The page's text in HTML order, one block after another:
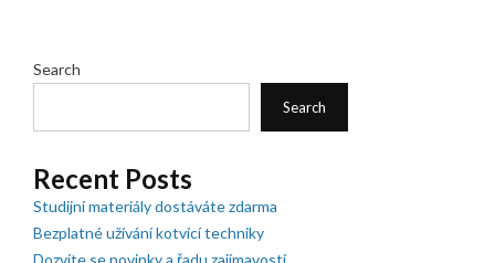
Search
Search
Recent Posts
Studijní materiály dostáváte zdarma
Bezplatné užívání kotvící techniky
Dozvíte se novinky a řadu zajímavostí